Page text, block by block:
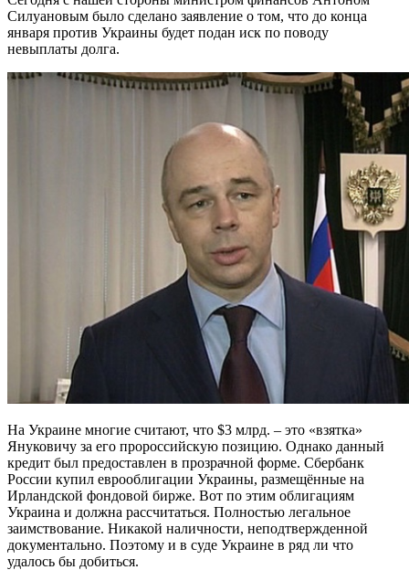
Силуановым было сделано заявление о том, что до конца
января против Украины будет подан иск по поводу
невыплаты долга.
На Украине многие считают, что $3 млрд. – это «взятка»
Януковичу за его пророссийскую позицию. Однако данный
кредит был предоставлен в прозрачной форме. Сбербанк
России купил еврооблигации Украины, размещённые на
Ирландской фондовой бирже. Вот по этим облигациям
Украина и должна рассчитаться. Полностью легальное
заимствование. Никакой наличности, неподтвержденной
документально. Поэтому и в суде Украине в ряд ли что
удалось бы добиться.